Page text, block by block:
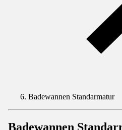
Badewannen Standarmatur
Badewannen